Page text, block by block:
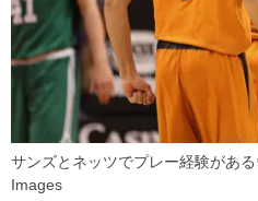
サンズとネッツでプレー経験があ
Images